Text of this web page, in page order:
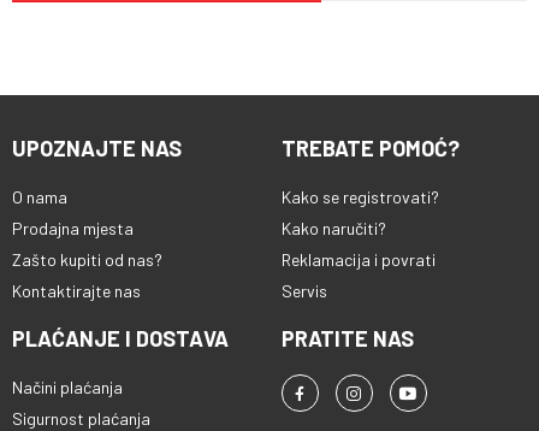
UPOZNAJTE NAS
O nama
Prodajna mjesta
Zašto kupiti od nas?
Kontaktirajte nas
TREBATE POMOĆ?
Kako se registrovati?
Kako naručiti?
Reklamacija i povrati
Servis
PLAĆANJE I DOSTAVA
Načini plaćanja
Sigurnost plaćanja
PRATITE NAS